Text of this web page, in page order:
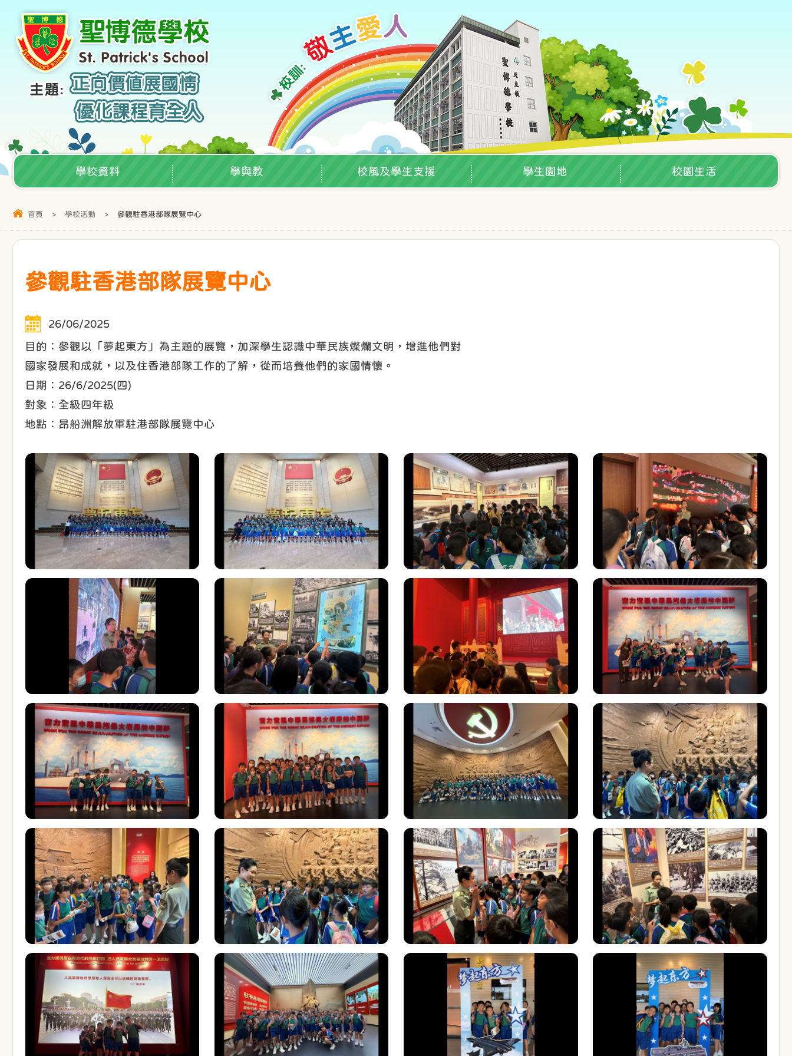
學校資料 學與教 校風及學生支援 學生園地 校園生活
首頁 > 學校活動 > 參觀駐香港部隊展覽中心
參觀駐香港部隊展覽中心
26/06/2025
目的：參觀以「夢起東方」為主題的展覽，加深學生認識中華民族燦爛文明，增進他們對
國家發展和成就，以及住香港部隊工作的了解，從而培養他們的家國情懷。
日期：26/6/2025(四)
對象：全級四年級
地點：昂船洲解放軍駐港部隊展覽中心